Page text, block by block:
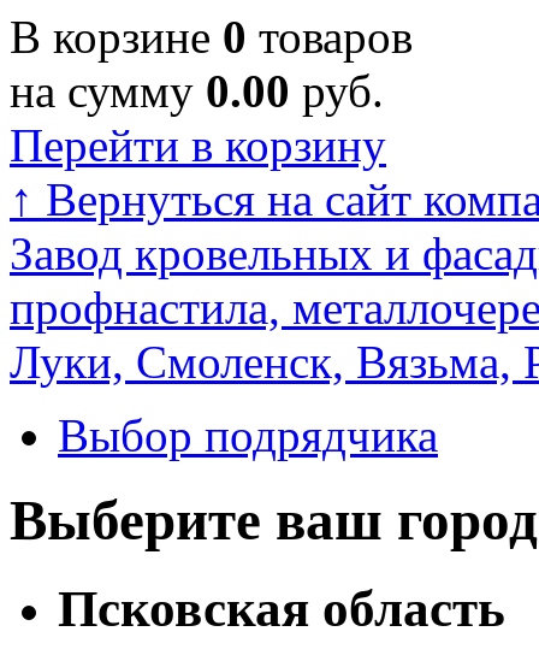
В корзине 0 товаров
на сумму 0.00 руб.
Перейти в корзину
↑ Вернуться на сайт
Завод кровельных и
профнастила,
Луки, Смоленск, Вязьма,
Выбор подрядчика
Выберите ваш город
Псковская область